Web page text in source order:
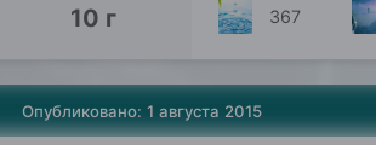
10 г 367
Опубликовано: 1 августа 2015